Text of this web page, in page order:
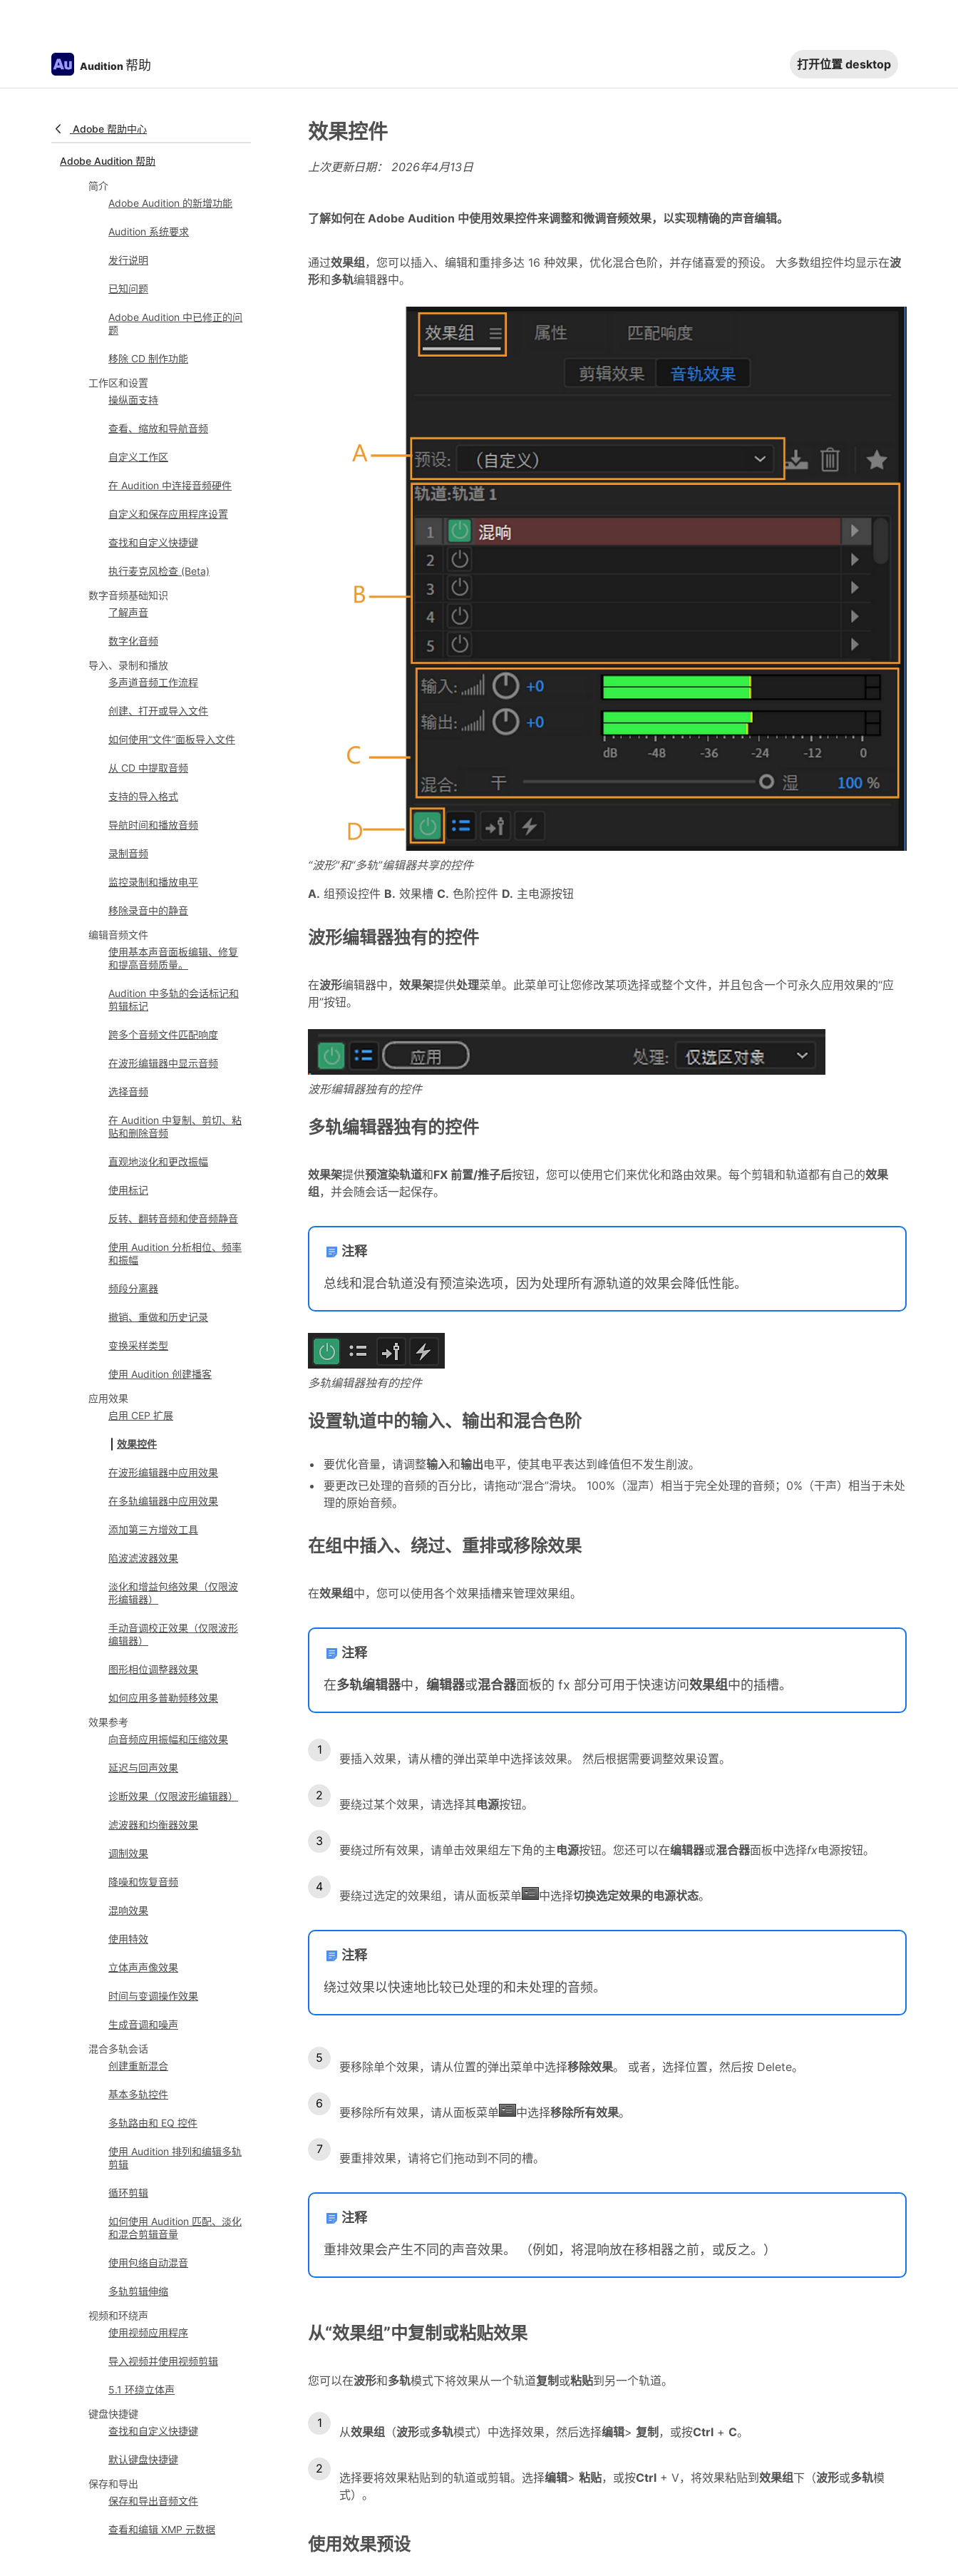
Audition 帮助 打开位置 desktop
Adobe 帮助中心
Adobe Audition 帮助
简介
Adobe Audition 的新增功能
Audition 系统要求
发行说明
已知问题
Adobe Audition 中已修正的问
题
移除 CD 制作功能
工作区和设置
操纵面支持
查看、缩放和导航音频
自定义工作区
在 Audition 中连接音频硬件
自定义和保存应用程序设置
查找和自定义快捷键
执行麦克风检查 (Beta)
数字音频基础知识
了解声音
数字化音频
导入、录制和播放
多声道音频工作流程
创建、打开或导入文件
如何使用“文件”面板导入文件
从 CD 中提取音频
支持的导入格式
导航时间和播放音频
录制音频
监控录制和播放电平
移除录音中的静音
编辑音频文件
使用基本声音面板编辑、修复
和提高音频质量。
Audition 中多轨的会话标记和
剪辑标记
跨多个音频文件匹配响度
在波形编辑器中显示音频
选择音频
在 Audition 中复制、剪切、粘
贴和删除音频
直观地淡化和更改振幅
使用标记
反转、翻转音频和使音频静音
使用 Audition 分析相位、频率
和振幅
频段分离器
撤销、重做和历史记录
变换采样类型
使用 Audition 创建播客
应用效果
启用 CEP 扩展
效果控件
在波形编辑器中应用效果
在多轨编辑器中应用效果
添加第三方增效工具
陷波滤波器效果
淡化和增益包络效果（仅限波
形编辑器）
手动音调校正效果（仅限波形
编辑器）
图形相位调整器效果
如何应用多普勒频移效果
效果参考
向音频应用振幅和压缩效果
延迟与回声效果
诊断效果（仅限波形编辑器）
滤波器和均衡器效果
调制效果
降噪和恢复音频
混响效果
使用特效
立体声声像效果
时间与变调操作效果
生成音调和噪声
混合多轨会话
创建重新混合
基本多轨控件
多轨路由和 EQ 控件
使用 Audition 排列和编辑多轨
剪辑
循环剪辑
如何使用 Audition 匹配、淡化
和混合剪辑音量
使用包络自动混音
多轨剪辑伸缩
视频和环绕声
使用视频应用程序
导入视频并使用视频剪辑
5.1 环绕立体声
键盘快捷键
查找和自定义快捷键
默认键盘快捷键
保存和导出
保存和导出音频文件
查看和编辑 XMP 元数据
效果控件
上次更新日期： 2026年4月13日
了解如何在 Adobe Audition 中使用效果控件来调整和微调音频效果，以实现精确的声音编辑。
通过效果组，您可以插入、编辑和重排多达 16 种效果，优化混合色阶，并存储喜爱的预设。 大多数组控件均显示在波
形和多轨编辑器中。
“波形”和“多轨”编辑器共享的控件
A. 组预设控件 B. 效果槽 C. 色阶控件 D. 主电源按钮
波形编辑器独有的控件
在波形编辑器中， 效果架提供处理菜单。此菜单可让您修改某项选择或整个文件，并且包含一个可永久应用效果的“应
用”按钮。
波形编辑器独有的控件
多轨编辑器独有的控件
效果架提供预渲染轨道和FX 前置/推子后按钮，您可以使用它们来优化和路由效果。每个剪辑和轨道都有自己的效果
组，并会随会话一起保存。
注释
总线和混合轨道没有预渲染选项，因为处理所有源轨道的效果会降低性能。
多轨编辑器独有的控件
设置轨道中的输入、输出和混合色阶
要优化音量，请调整输入和输出电平，使其电平表达到峰值但不发生削波。
要更改已处理的音频的百分比，请拖动“混合”滑块。 100%（湿声）相当于完全处理的音频；0%（干声）相当于未处
理的原始音频。
在组中插入、绕过、重排或移除效果
在效果组中，您可以使用各个效果插槽来管理效果组。
注释
在多轨编辑器中， 编辑器或混合器面板的 fx 部分可用于快速访问效果组中的插槽。
要插入效果，请从槽的弹出菜单中选择该效果。 然后根据需要调整效果设置。
要绕过某个效果，请选择其电源按钮。
要绕过所有效果，请单击效果组左下角的主电源按钮。您还可以在编辑器或混合器面板中选择fx电源按钮。
要绕过选定的效果组，请从面板菜单 中选择切换选定效果的电源状态。
注释
绕过效果以快速地比较已处理的和未处理的音频。
要移除单个效果，请从位置的弹出菜单中选择移除效果。 或者，选择位置，然后按 Delete。
要移除所有效果，请从面板菜单 中选择移除所有效果。
要重排效果，请将它们拖动到不同的槽。
注释
重排效果会产生不同的声音效果。 （例如，将混响放在移相器之前，或反之。）
从“效果组”中复制或粘贴效果
您可以在波形和多轨模式下将效果从一个轨道复制 或粘贴到另一个轨道。
从效果组 （波形或多轨模式）中选择效果，然后选择编辑> 复制 ，或按Ctrl + C。
选择要将效果粘贴到的轨道或剪辑。选择编辑> 粘贴，或按Ctrl + V，将效果粘贴到效果组下（波形或多轨模
式）。
使用效果预设